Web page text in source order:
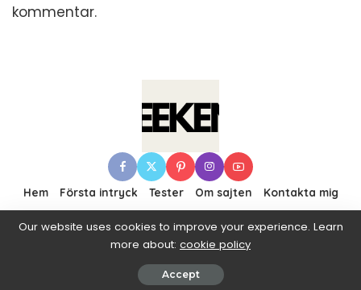
kommentar.
Hem Första intryck Tester Om sajten Kontakta mig
© 2016–2019 Pixwell made with Love, powered by
ThemeRuby.
Our website uses cookies to improve your experience. Learn
more about: cookie policy
Accept